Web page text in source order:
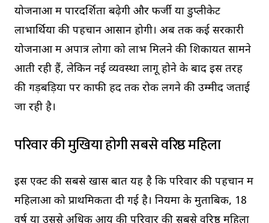
योजनाओं में पारदर्शिता बढ़ेगी और फर्जी या डुप्लीकेट
लाभार्थियों की पहचान आसान होगी। अब तक कई सरकारी
योजनाओं में अपात्र लोगों को लाभ मिलने की शिकायतें सामने
आती रही हैं, लेकिन नई व्यवस्था लागू होने के बाद इस तरह
की गड़बड़ियों पर काफी हद तक रोक लगने की उम्मीद जताई
जा रही है।
परिवार की मुखिया होगी सबसे वरिष्ठ महिला
इस एक्ट की सबसे खास बात यह है कि परिवार की पहचान में
महिलाओं को प्राथमिकता दी गई है। नियमों के मुताबिक, 18
वर्ष या उससे अधिक आयु की परिवार की सबसे वरिष्ठ महिला